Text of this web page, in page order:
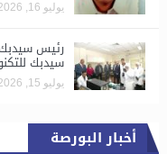
يوليو 16, 2026
رئيس
سيدبك
يوليو 15, 2026
أخبار البورصة